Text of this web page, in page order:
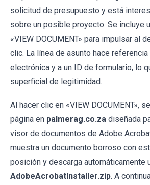
solicitud de presupuesto y está
sobre un posible proyecto. Se incluye
«VIEW DOCUMENT» para impulsar al
clic. La línea de asunto hace referencia
electrónica y a un ID de formulario, lo
superficial de legitimidad.
Al hacer clic en «VIEW DOCUMENT»,
página en palmerag.co.za diseñada
visor de documentos de Adobe
muestra un documento borroso con
posición y descarga automáticamente
AdobeAcrobatInstaller.zip. A